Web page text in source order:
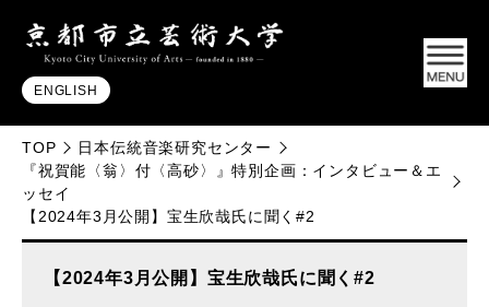
ENGLISH
TOP
日本伝統音楽研究センター
『祝賀能〈翁〉付〈高砂〉』特別企画：インタビュー＆エ
ッセイ
【2024年3月公開】宝生欣哉氏に聞く#2
【2024年3月公開】宝生欣哉氏に聞く#2